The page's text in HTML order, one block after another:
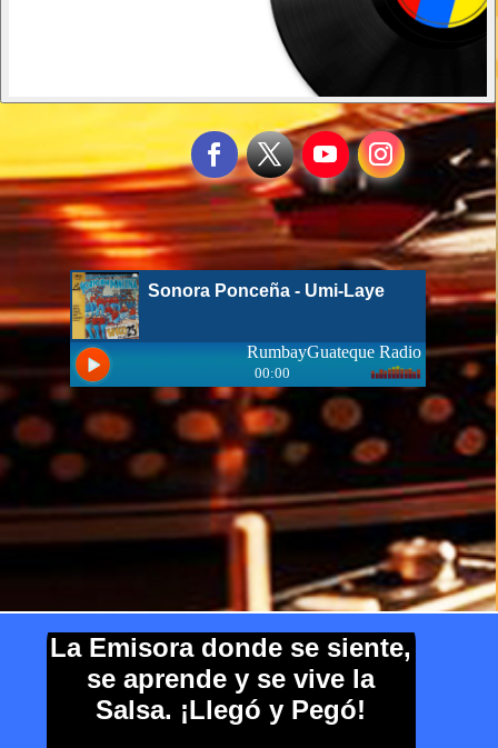
La Emisora donde se siente,
se aprende y se vive la
Salsa. ¡Llegó y Pegó!